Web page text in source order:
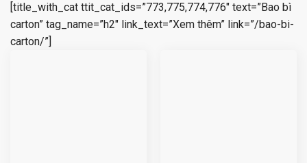
[title_with_cat ttit_cat_ids=”773,775,774,776″ text=”Bao bì
carton” tag_name=”h2″ link_text=”Xem thêm” link=”/bao-bi-
carton/”]